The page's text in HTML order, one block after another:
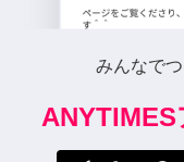
みんなで